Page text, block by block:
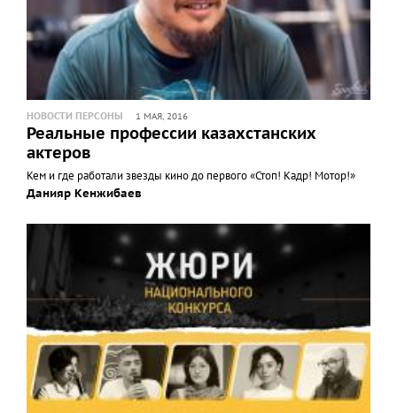
НОВОСТИ ПЕРСОНЫ 1 МАЯ, 2016
Реальные профессии казахстанских
актеров
Кем и где работали звезды кино до первого «Стоп! Кадр! Мотор!»
Данияр Кенжибаев